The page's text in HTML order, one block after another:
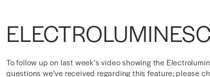
To follow up on last week’s video showing the
questions we’ve received regarding this feature; please